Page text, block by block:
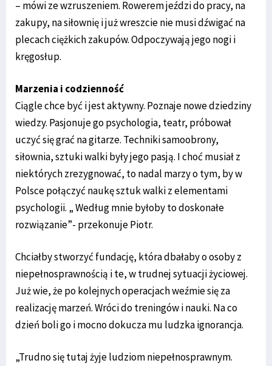
– mówi ze wzruszeniem. Rowerem jeździ do pracy, na
zakupy, na siłownię i już wreszcie nie musi dźwigać na
plecach ciężkich zakupów. Odpoczywają jego nogi i
kręgosłup.
Marzenia i codzienność
Ciągle chce być i jest aktywny. Poznaje nowe dziedziny
wiedzy. Pasjonuje go psychologia, teatr, próbował
uczyć się grać na gitarze. Techniki samoobrony,
siłownia, sztuki walki były jego pasją. I choć musiał z
niektórych zrezygnować, to nadal marzy o tym, by w
Polsce połączyć naukę sztuk walki z elementami
psychologii. „ Według mnie byłoby to doskonałe
rozwiązanie”- przekonuje Piotr.
Chciałby stworzyć fundację, która dbałaby o osoby z
niepełnosprawnością i te, w trudnej sytuacji życiowej.
Już wie, że po kolejnych operacjach weźmie się za
realizację marzeń. Wróci do treningów i nauki. Na co
dzień boli go i mocno dokucza mu ludzka ignorancja.
„Trudno się tutaj żyje ludziom niepełnosprawnym.